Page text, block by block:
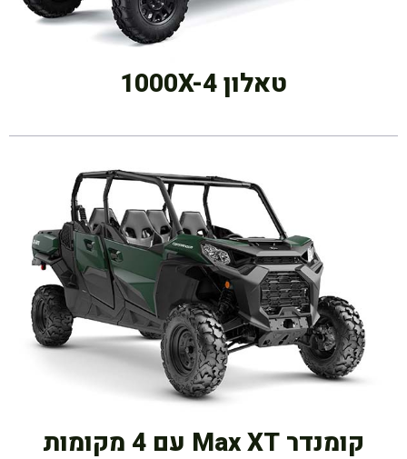
טאלון 1000X-4
קומנדר Max XT עם 4 מקומות